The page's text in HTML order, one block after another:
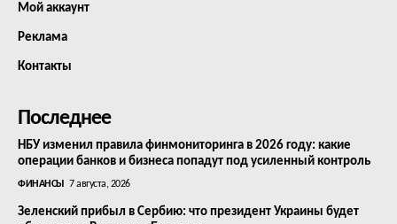
Мой аккаунт
Реклама
Контакты
Последнее
НБУ изменил правила финмониторинга в 2026 году: какие
операции банков и бизнеса попадут под усиленный контроль
ФИНАНСЫ 7 августа, 2026
Зеленский прибыл в Сербию: что президент Украины будет